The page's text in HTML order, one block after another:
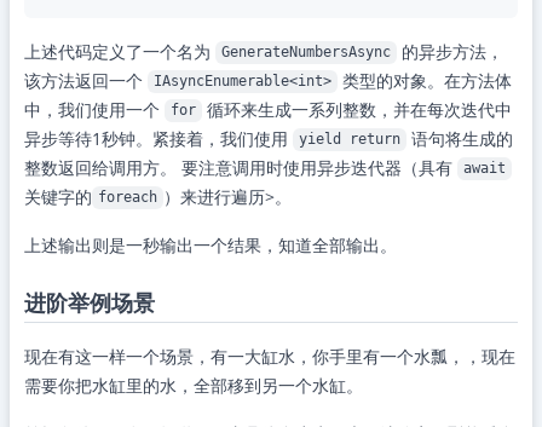
上述代码定义了一个名为 GenerateNumbersAsync
的异步方法，
该方法返回一个
IAsyncEnumerable<int>
类型的对象。在方法体
中，我们使用一个
for
循环来生成一系列整数，并在每次迭代中
异步等待1秒钟。紧接着，我们使用
yield return
语句将生成的
整数返回给调用方。 要注意调用时使用异步迭代器（具有
await
关键字的 foreach ）来进行遍历>。
上述输出则是一秒输出一个结果，知道全部输出。
进阶举例场景
现在有这一样一个场景，有一大缸水，你手里有一个水瓢，，现在
需要你把水缸里的水，全部移到另一个水缸。